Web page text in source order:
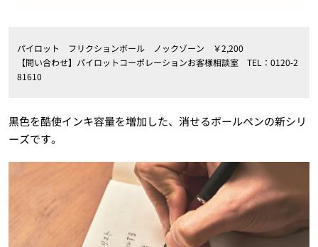
パイロット フリクションボール ノックゾーン ￥2,200
【問い合わせ】パイロットコーポレーションお客様相談室 TEL：0120‐2
81610
黒色を酷使インキ容量を増加した、消せるボールペンの新シリ
ーズです。